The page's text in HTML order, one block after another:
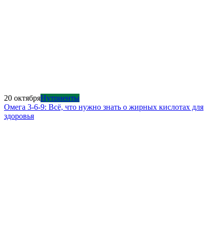
20 октябряНутриенты
Омега 3-6-9: Всё, что нужно знать о жирных кислотах для
здоровья